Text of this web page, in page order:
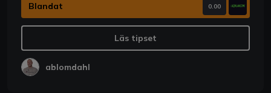
Blandat 0.00
Läs tipset
ablomdahl